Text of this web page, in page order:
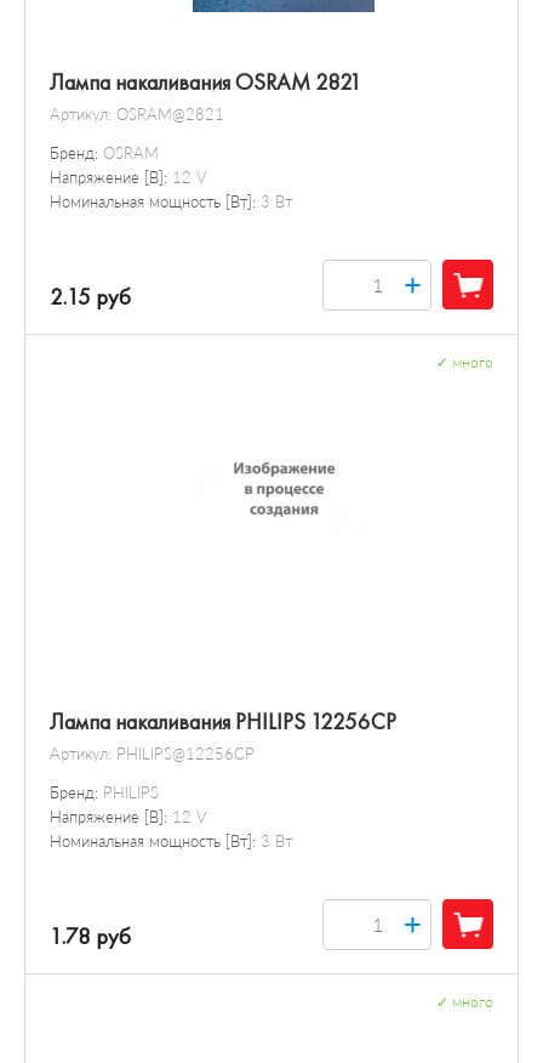
Лампа накаливания OSRAM 2821
Артикул: OSRAM@2821
Бренд: OSRAM
Напряжение [В]: 12 V
Номинальная мощность [Вт]: 3 Вт
2.15 руб +
Лампа накаливания PHILIPS 12256CP
Артикул: PHILIPS@12256CP
Бренд: PHILIPS
Напряжение [В]: 12 V
Номинальная мощность [Вт]: 3 Вт
много
1.78 руб +
много